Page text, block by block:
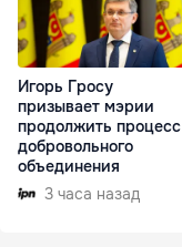
Игорь Гросу
призывает мэрии
продолжить процесс
добровольного
объединения
3 часа назад